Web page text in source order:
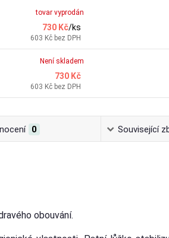
730 Kč/ks
603 Kč bez DPH
tovar vyprodán
730 Kč
603 Kč bez DPH
Není skladem
0 Související
obouvání.